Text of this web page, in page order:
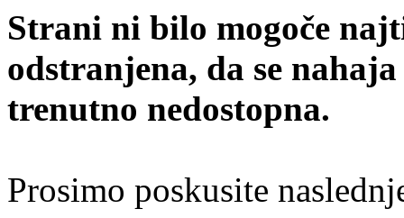
Strani ni bilo mogoče
odstranjena, da se
trenutno nedostopna.
Prosimo poskusite